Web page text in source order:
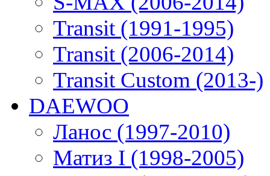
Transit (1991-1995)
Transit (2006-2014)
Transit Custom (2013-)
DAEWOO
Ланос (1997-2010)
Матиз I (1998-2005)